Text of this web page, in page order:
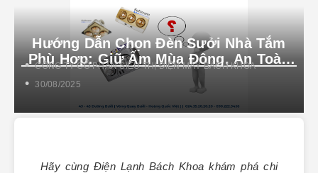
Hướng Dẫn Chọn Đèn Sưởi Nhà Tắm
Phù Hợp: Giữ Ấm Mùa Đông, An Toàn
Tuyệt Đối
CÔNG TY CỔ PHẦN SIÊU THỊ ĐIỆN MÁY BÁCH KHOA
30/08/2025
Hãy cùng Điện Lạnh Bách Khoa khám phá chi